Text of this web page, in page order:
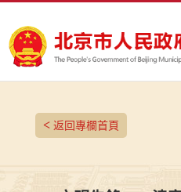
<返回專欄首頁